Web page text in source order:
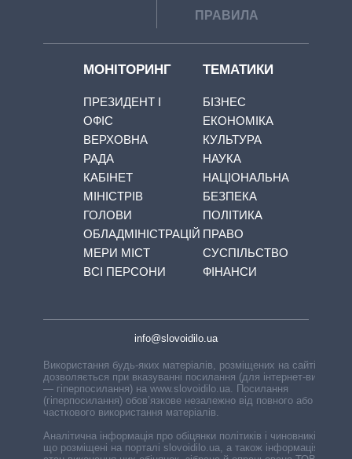
ПРАВИЛА
МОНІТОРИНГ
ПРЕЗИДЕНТ І
ОФІС
ВЕРХОВНА
РАДА
КАБІНЕТ
МІНІСТРІВ
ГОЛОВИ
ОБЛАДМІНІСТРАЦІЙ
МЕРИ МІСТ
ВСІ ПЕРСОНИ
ТЕМАТИКИ
БІЗНЕС
ЕКОНОМІКА
КУЛЬТУРА
НАУКА
НАЦІОНАЛЬНА
БЕЗПЕКА
ПОЛІТИКА
ПРАВО
СУСПІЛЬСТВО
ФІНАНСИ
info@slovoidilo.ua
Використання будь-яких матеріалів, розміщених на сайті,
дозволяється при вказуванні посилання (для інтернет-видань
— гіперпосилання) на www.slovoidilo.ua. Посилання
(гіперпосилання) обов’язкове незалежно від повного або
часткового використання матеріалів.
Аналітична інформація про обіцянки політиків і чиновників,
що розміщені на порталі slovoidilo.ua, а також інформація про